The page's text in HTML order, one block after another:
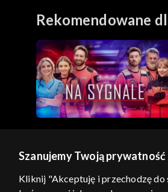
Rekomendowane
Szanujemy Twoją prywatność
Kliknij "Akceptuję i przechodzę do